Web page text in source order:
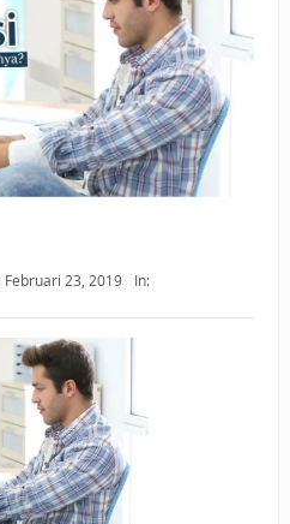
ZAKAT UANG?
HALAL JIKA SEBAB
CARA MENGANGSUR
KEPADA KERABAT SENDIRI
Februari 23, 2019
In: